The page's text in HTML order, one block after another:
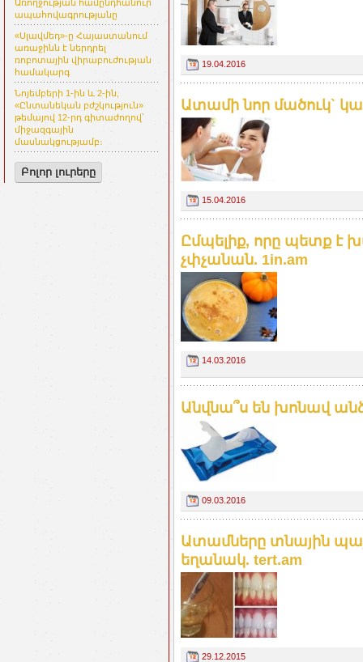
Առողջության համընդհանուր
ապահովագրությանը
«Սլավմեդ»-ը Հայաստանում
առաջինն է ներդրել
ռոբոտային վիրաբուժության
համակարգ
Նոյեմբերի 1-ին և 2-ին,
«Ընտանեկան բժշկություն»
թեմայով 12-րդ գիտաժողով՝
միջազգային
մասնակցությամբ։
Բոլոր լուրերը
19.04.2016
Ատամի նոր մածուկ`
15.04.2016
Ըմպելիք, որը պետք է
չփչանան. 1in.am
14.03.2016
Անվնա՞ս են խոնավ
09.03.2016
Ատամները տնային
եղանակ. tert.am
29.12.2015